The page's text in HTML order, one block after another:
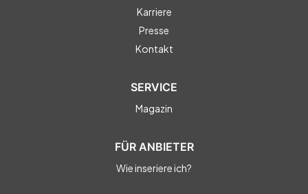
Karriere
Presse
Kontakt
SERVICE
Magazin
FÜR ANBIETER
Wie inseriere ich?